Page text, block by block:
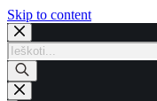
Skip to contentSkip
content
Products
search